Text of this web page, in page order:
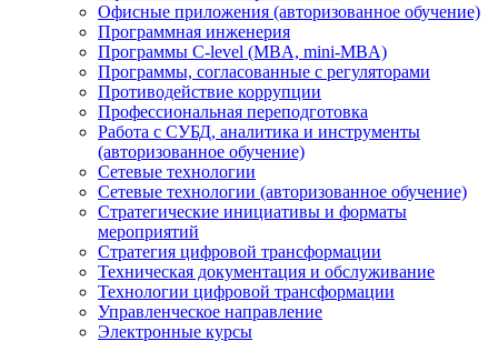
Офисные приложения (авторизованное обучение)
Программная инженерия
Программы C-level (MBA, mini-MBA)
Программы, согласованные с регуляторами
Противодействие коррупции
Профессиональная переподготовка
Работа с СУБД, аналитика и инструменты
(авторизованное обучение)
Сетевые технологии
Сетевые технологии (авторизованное обучение)
Стратегические инициативы и форматы
мероприятий
Стратегия цифровой трансформации
Техническая документация и обслуживание
Технологии цифровой трансформации
Управленческое направление
Электронные курсы